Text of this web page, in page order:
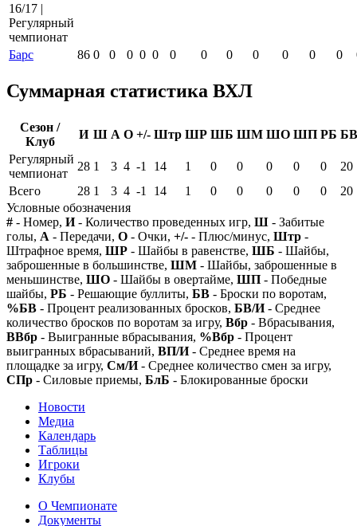
16/17 |
Регулярный
чемпионат
Барс
86 0 0 0 0 0 0 0 0 0 0 0 0
Суммарная статистика ВХЛ
Сезон /
Клуб
И Ш А О +/- Штр ШР ШБ ШМ ШО ШП РБ БВ
Регулярный
чемпионат
28 1 3 4 -1 14 1 0 0 0 0 0
20
Всего
28 1 3 4 -1 14 1 0 0 0 0 0
20
Условные обозначения
# - Номер, И- Количество проведенных игр, Ш - Забитые
голы, А - Передачи, О - Очки, +/- - Плюс/минус, Штр -
Штрафное время, ШР - Шайбы в равенстве, ШБ - Шайбы,
заброшенные в большинстве, ШМ - Шайбы, заброшенные в
меньшинстве, ШО - Шайбы в овертайме, ШП - Победные
шайбы, РБ - Решающие буллиты, БВ - Броски по воротам,
%БВ - Процент реализованных бросков, БВ/И- Среднее
количество бросков по воротам за игру, Вбр - Вбрасывания,
ВВбр - Выигранные вбрасывания, %Вбр - Процент
выигранных вбрасываний, ВП/И- Среднее время на
площадке за игру, См/И- Среднее количество смен за игру,
СПр - Силовые приемы, БлБ - Блокированные броски
Новости
Медиа
Календарь
Таблицы
Игроки
Клубы
О Чемпионате
Документы